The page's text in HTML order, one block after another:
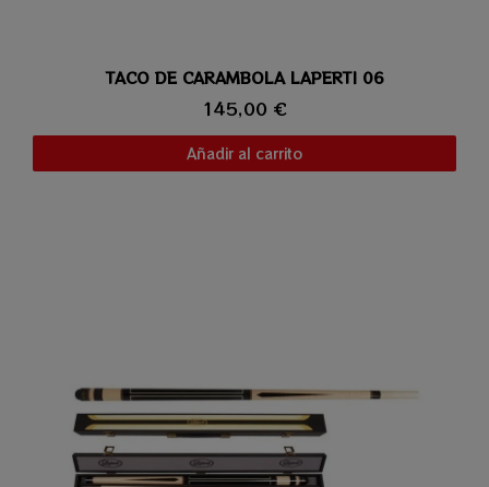
Vista rápida
TACO DE CARAMBOLA LAPERTI 06
145,00 €
Añadir al carrito